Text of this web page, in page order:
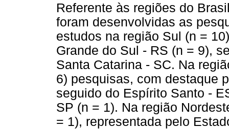
Referente às regiões do
foram desenvolvidas as
estudos na região Sul (n =
Grande do Sul - RS (n = 9),
Santa Catarina - SC. Na
6) pesquisas, com destaque
seguido do Espírito Santo -
SP (n = 1). Na região
= 1), representada pelo